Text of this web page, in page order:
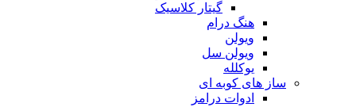
گیتار کلاسیک
هنگ درام
ویولن
ویولن سل
یوکلله
ساز های کوبه ای
ادوات درامز